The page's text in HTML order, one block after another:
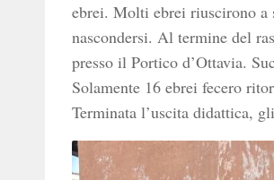
ebrei. Molti ebrei riuscirono a
nascondersi. Al termine del
presso il Portico d’Ottavia.
Solamente 16 ebrei fecero
Terminata l’uscita didattica,